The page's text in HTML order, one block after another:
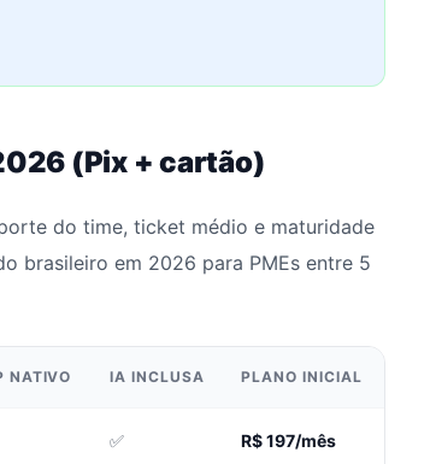
(Pix + cartão)
do time, ticket médio e maturidade
brasileiro em 2026 para PMEs entre 5
NATIVO IA INCLUSA PLANO INICIAL
✅ R$ 197/mês